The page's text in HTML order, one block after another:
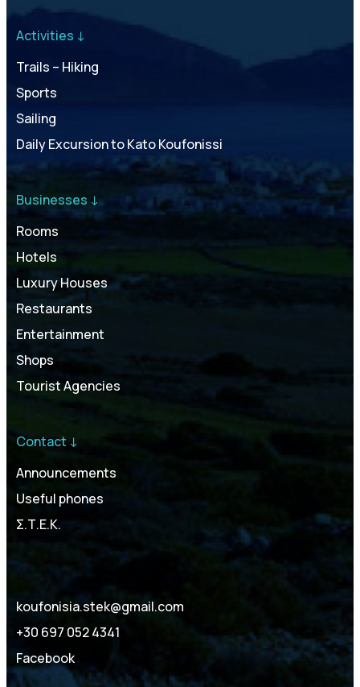
Activities ↓
Trails – Hiking
Sports
Sailing
Daily Excursion to Kato Koufonissi
Businesses ↓
Rooms
Hotels
Luxury Houses
Restaurants
Entertainment
Shops
Tourist Agencies
Contact ↓
Announcements
Useful phones
Σ.Τ.Ε.Κ.
koufonisia.stek@gmail.com
+30 697 052 4341
Facebook